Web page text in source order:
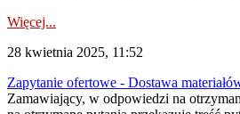
Więcej...
28 kwietnia 2025, 11:52
Zapytanie ofertowe - Dostawa
Zamawiający, w odpowiedzi na